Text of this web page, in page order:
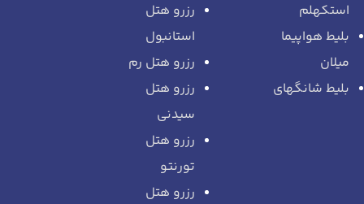
استکهلم
بلیط هواپیما
میلان
بلیط شانگهای
رزرو هتل
استانبول
رزرو هتل رم
رزرو هتل
سیدنی
رزرو هتل
تورنتو
رزرو هتل